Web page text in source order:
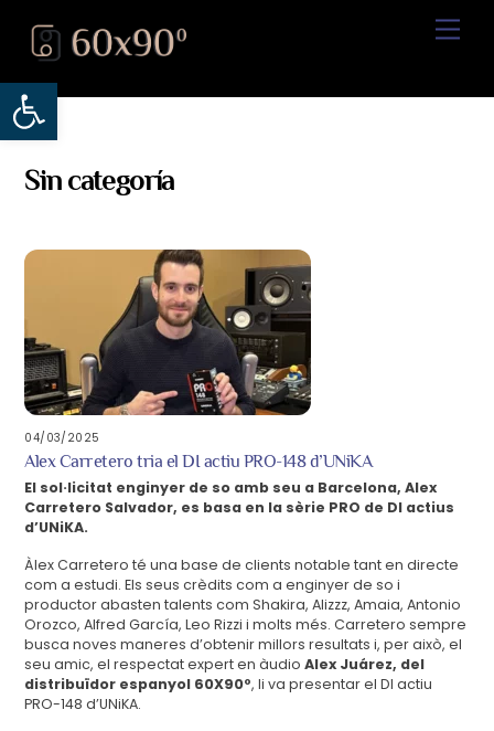
Obre la barra d'eines
content
Sin categoría
04/03/2025
Alex Carretero tria el DI actiu PRO-148 d’UNiKA
El sol·licitat enginyer de so amb seu a Barcelona, ​​Alex
Carretero Salvador, es basa en la sèrie PRO de DI actius
d’UNiKA.
Àlex Carretero té una base de clients notable tant en directe
com a estudi. Els seus crèdits com a enginyer de so i
productor abasten talents com Shakira, Alizzz, Amaia, Antonio
Orozco, Alfred García, Leo Rizzi i molts més. Carretero sempre
busca noves maneres d’obtenir millors resultats i, per això, el
seu amic, el respectat expert en àudioAlex Juárez, del
distribuïdor espanyol 60X90º, li va presentar el DI actiu
PRO-148 d’UNiKA.